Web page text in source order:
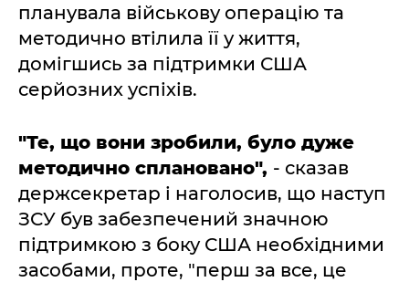
планувала військову операцію та
методично втілила її у життя,
домігшись за підтримки США
серйозних успіхів.
"Те, що вони зробили, було дуже
методично сплановано", - сказав
держсекретар і наголосив, що наступ
ЗСУ був забезпечений значною
підтримкою з боку США необхідними
засобами, проте, "перш за все, це